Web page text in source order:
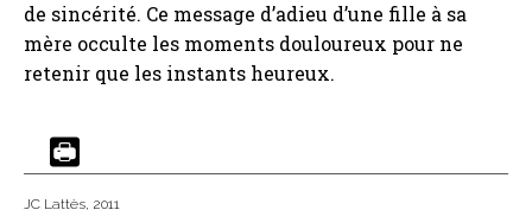
de sincérité. Ce message d’adieu d’une fille à sa
mère occulte les moments douloureux pour ne
retenir que les instants heureux.
JC Lattès, 2011